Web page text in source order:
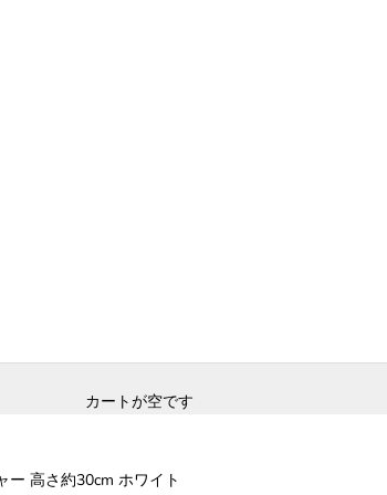
カートが空です
ー 高さ約30cm ホワイト